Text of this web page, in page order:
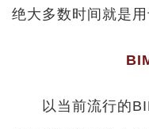
绝大多数时间就是用
以当前流行的